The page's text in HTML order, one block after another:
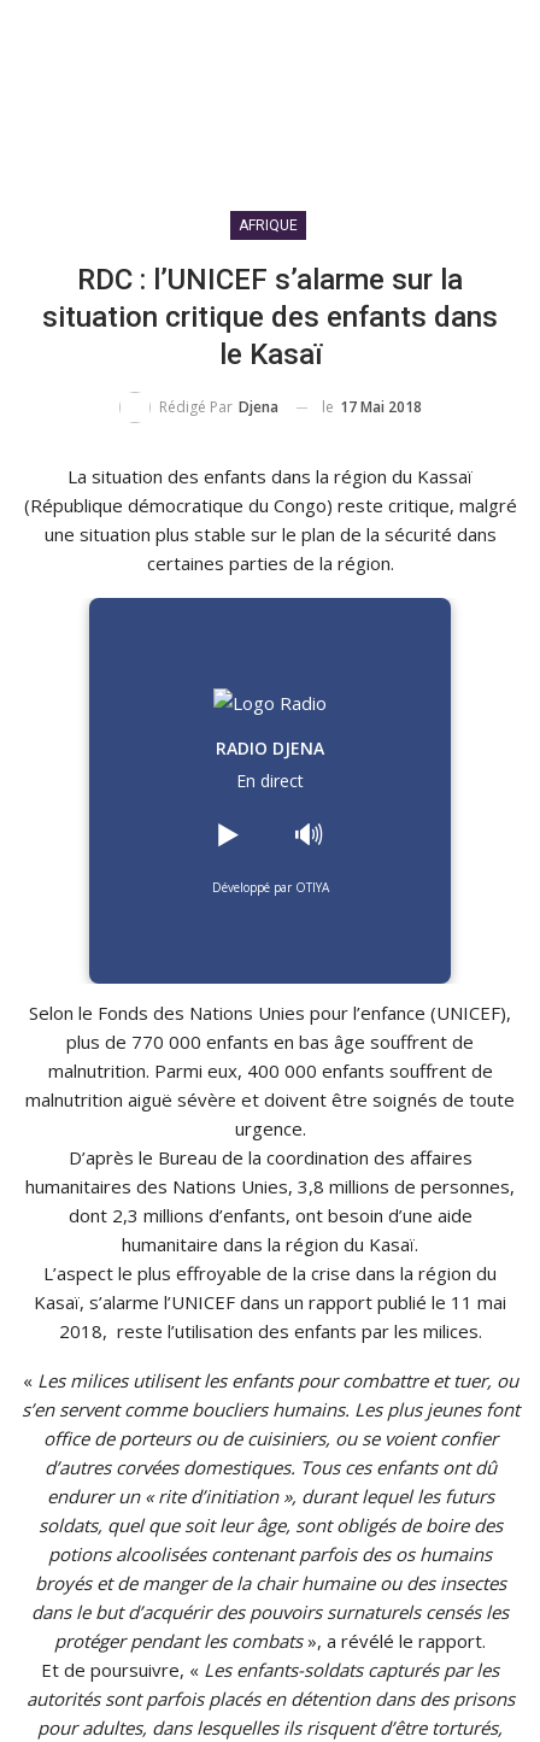
AFRIQUE
RDC : l’UNICEF s’alarme sur la
situation critique des enfants dans
le Kasaï
Rédigé Par Djena le 17 Mai 2018
La situation des enfants dans la région du Kassaï
(République démocratique du Congo) reste critique, malgré
une situation plus stable sur le plan de la sécurité dans
certaines parties de la région.
RADIO DJENA
En direct
▶️ 🔊
Développé par OTIYA
Selon le Fonds des Nations Unies pour l’enfance (UNICEF),
plus de 770 000 enfants en bas âge souffrent de
malnutrition. Parmi eux, 400 000 enfants souffrent de
malnutrition aiguë sévère et doivent être soignés de toute
urgence.
D’après le Bureau de la coordination des affaires
humanitaires des Nations Unies, 3,8 millions de personnes,
dont 2,3 millions d’enfants, ont besoin d’une aide
humanitaire dans la région du Kasaï.
L’aspect le plus effroyable de la crise dans la région du
Kasaï, s’alarme l’UNICEF dans un rapport publié le 11 mai
2018, reste l’utilisation des enfants par les milices.
« Les milices utilisent les enfants pour combattre et tuer, ou
s’en servent comme boucliers humains. Les plus jeunes font
office de porteurs ou de cuisiniers, ou se voient confier
d’autres corvées domestiques. Tous ces enfants ont dû
endurer un « rite d’initiation », durant lequel les futurs
soldats, quel que soit leur âge, sont obligés de boire des
potions alcoolisées contenant parfois des os humains
broyés et de manger de la chair humaine ou des insectes
dans le but d’acquérir des pouvoirs surnaturels censés les
protéger pendant les combats», a révélé le rapport.
Et de poursuivre, « Les enfants-soldats capturés par les
autorités sont parfois placés en détention dans des prisons
pour adultes, dans lesquelles ils risquent d’être torturés,